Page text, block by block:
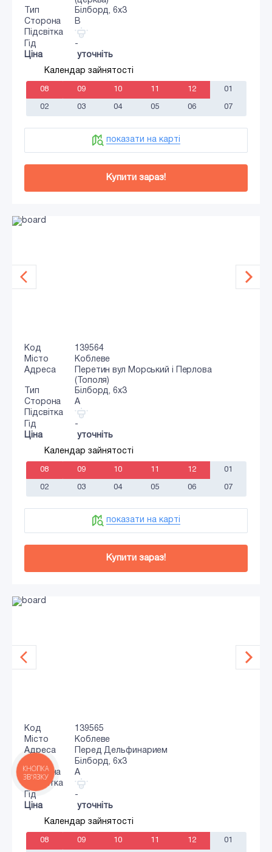
Тип
Білборд, 6х3
Сторона
B
Підсвітка
Гід
-
Ціна
уточніть
Календар зайнятості
08 09 10 11 12 01
02 03 04 05 06 07
показати на карті
Купити зараз!
Код
139564
Місто
Коблеве
Адреса
Перетин вул Морський і Перлова
(Тополя)
Тип
Білборд, 6х3
Сторона
A
Підсвітка
Гід
-
Ціна
уточніть
Календар зайнятості
08 09 10 11 12 01
02 03 04 05 06 07
показати на карті
Купити зараз!
Код
139565
Місто
Коблеве
Адреса
Перед Дельфинарием
Білборд, 6х3
Сторона
A
Підсвітка
Гід
-
Ціна
уточніть
Календар зайнятості
08 09 10 11 12 01
КНОПКА
ЗВ'ЯЗКУ